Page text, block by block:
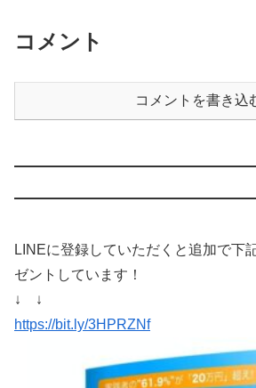
コメント
コメントを書き込
LINEに登録していただくと追加で下
ゼントしています！
↓ ↓
https://bit.ly/3HPRZNf